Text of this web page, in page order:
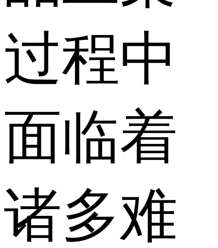
过程中
面临着
诸多难